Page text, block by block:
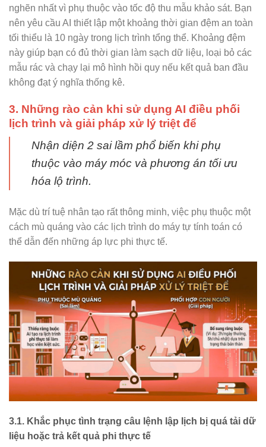
nghẽn nhất vì phụ thuộc vào tốc độ thu mẫu khảo sát. Bạn
nên yêu cầu AI thiết lập một khoảng thời gian đệm an toàn
tối thiểu là 10 ngày trong lịch trình tổng thể. Khoảng đệm
này giúp bạn có đủ thời gian làm sạch dữ liệu, loại bỏ các
mẫu rác và chạy lại mô hình hồi quy nếu kết quả ban đầu
không đạt ý nghĩa thống kê.
3. Những rào cản khi sử dụng AI điều phối
lịch trình và giải pháp xử lý triệt để
Nhận diện 2 sai lầm phổ biến khi phụ
thuộc vào máy móc và phương án tối ưu
hóa lộ trình.
Mặc dù trí tuệ nhân tạo rất thông minh, việc phụ thuộc một
cách mù quáng vào các lịch trình do máy tự tính toán có
thể dẫn đến những áp lực phi thực tế.
3.1. Khắc phục tình trạng câu lệnh lập lịch bị quá tải dữ
liệu hoặc trả kết quả phi thực tế